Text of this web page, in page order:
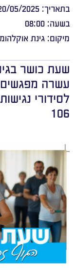
בתאריך: 20/05/2025 יום שלישי
בשעה: 08:00
מיקום: גינת
שעת כושר
עשרה
לסידורי
106